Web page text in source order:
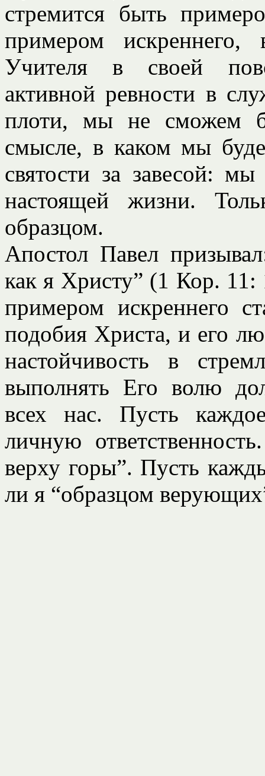
стремится быть
примером искреннего,
Учителя в своей
активной ревности в
плоти, мы не сможем
смысле, в каком мы
святости за завесой:
настоящей жизни.
образцом.
Апостол Павел
как я Христу” (1 Кор.
примером искреннего
подобия Христа, и его
настойчивость в
выполнять Его волю
всех нас. Пусть
личную
верху горы”. Пусть
ли я “образцом